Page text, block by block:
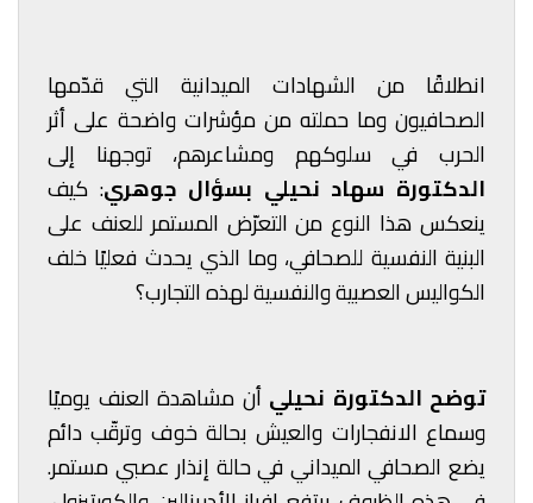
انطلاقًا من الشهادات الميدانية التي قدّمها
الصحافيون وما حملته من مؤشرات واضحة على أثر
الحرب في سلوكهم ومشاعرهم، توجهنا إلى
الدكتورة سهاد نحيلي بسؤال جوهري: كيف
ينعكس هذا النوع من التعرّض المستمر للعنف على
البنية النفسية للصحافي، وما الذي يحدث فعليًا خلف
الكواليس العصبية والنفسية لهذه التجارب؟
توضح الدكتورة نحيلي أن مشاهدة العنف يوميًا
وسماع الانفجارات والعيش بحالة خوف وترقّب دائم
يضع الصحافي الميداني في حالة إنذار عصبي مستمر.